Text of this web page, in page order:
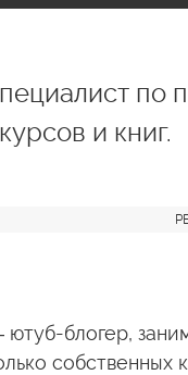
по
и книг.
блогер,
собственных